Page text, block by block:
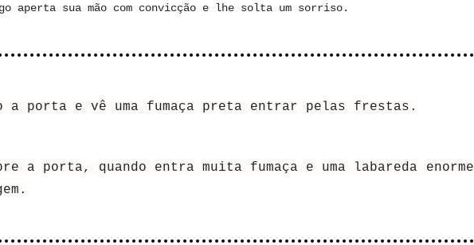
aperta sua mão com convicção e lhe solta um sorriso.
a porta e vê uma fumaça preta entrar pelas frestas.
a porta, quando entra muita fumaça e uma labareda enorme